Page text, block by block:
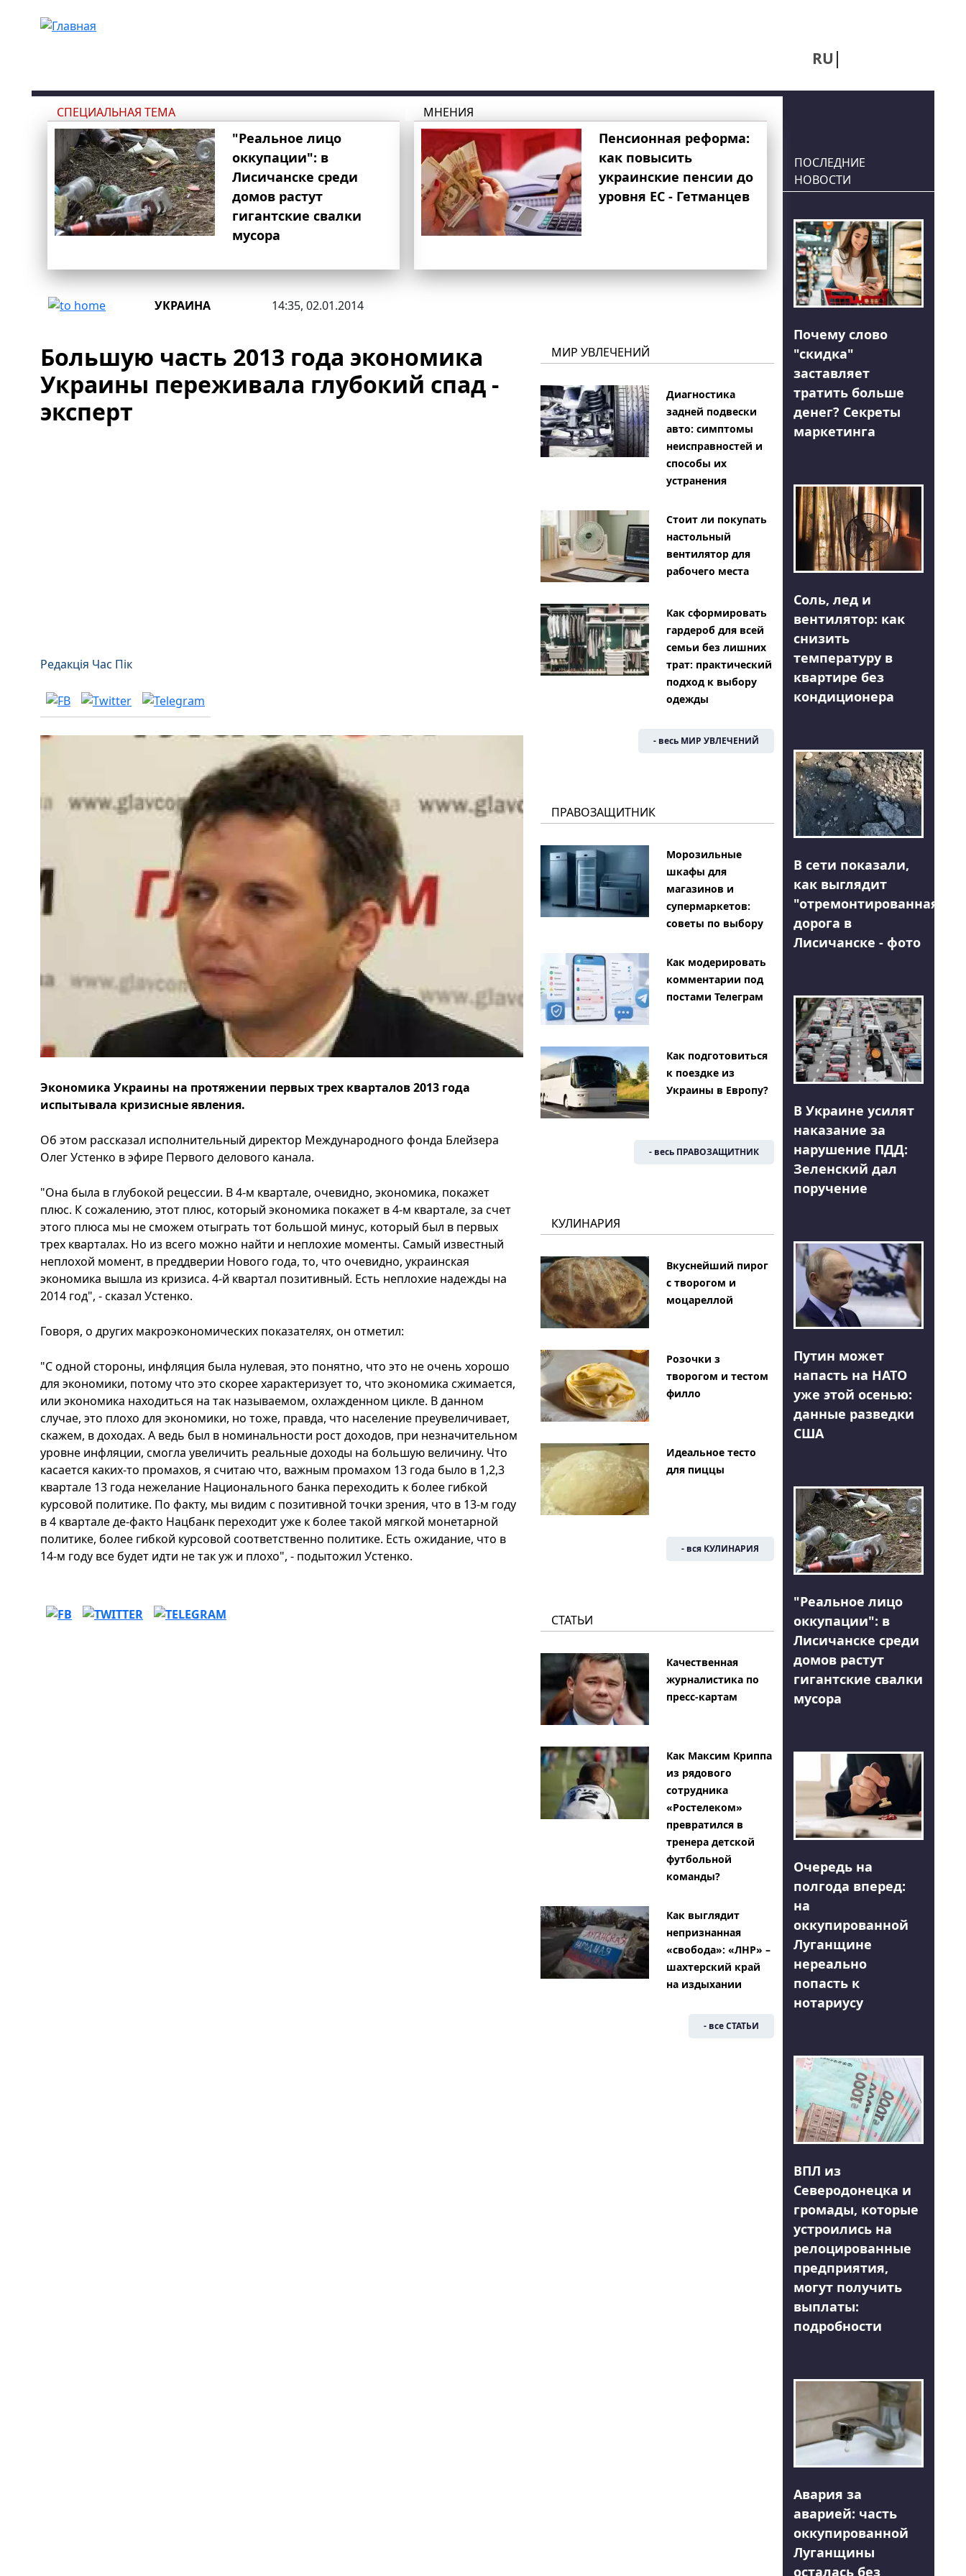
RU
СПЕЦИАЛЬНАЯ ТЕМА
"Реальное лицо
оккупации": в
Лисичанске среди
домов растут
гигантские свалки
мусора
МНЕНИЯ
Пенсионная реформа:
как повысить
украинские пенсии до
уровня ЕС - Гетманцев
УКРАИНА 14:35, 02.01.2014
Большую часть 2013 года экономика
Украины переживала глубокий спад -
эксперт
Редакція Час Пік
Экономика Украины на протяжении первых трех кварталов 2013 года
испытывала кризисные явления.
Об этом рассказал исполнительный директор Международного фонда Блейзера
Олег Устенко в эфире Первого делового канала.
"Она была в глубокой рецессии. В 4-м квартале, очевидно, экономика, покажет
плюс. К сожалению, этот плюс, который экономика покажет в 4-м квартале, за счет
этого плюса мы не сможем отыграть тот большой минус, который был в первых
трех кварталах. Но из всего можно найти и неплохие моменты. Самый известный
неплохой момент, в преддверии Нового года, то, что очевидно, украинская
экономика вышла из кризиса. 4-й квартал позитивный. Есть неплохие надежды на
2014 год", - сказал Устенко.
Говоря, о других макроэкономических показателях, он отметил:
"С одной стороны, инфляция была нулевая, это понятно, что это не очень хорошо
для экономики, потому что это скорее характеризует то, что экономика сжимается,
или экономика находиться на так называемом, охлажденном цикле. В данном
случае, это плохо для экономики, но тоже, правда, что население преувеличивает,
скажем, в доходах. А ведь был в номинальности рост доходов, при незначительном
уровне инфляции, смогла увеличить реальные доходы на большую величину. Что
касается каких-то промахов, я считаю что, важным промахом 13 года было в 1,2,3
квартале 13 года нежелание Национального банка переходить к более гибкой
курсовой политике. По факту, мы видим с позитивной точки зрения, что в 13-м году
в 4 квартале де-факто Нацбанк переходит уже к более такой мягкой монетарной
политике, более гибкой курсовой соответственно политике. Есть ожидание, что в
14-м году все будет идти не так уж и плохо", - подытожил Устенко.
МИР УВЛЕЧЕНИЙ
Диагностика
задней подвески
авто: симптомы
неисправностей и
способы их
устранения
Стоит ли покупать
настольный
вентилятор для
рабочего места
Как сформировать
гардероб для всей
семьи без лишних
трат: практический
подход к выбору
одежды
- весь МИР УВЛЕЧЕНИЙ
ПРАВОЗАЩИТНИК
Морозильные
шкафы для
магазинов и
супермаркетов:
советы по выбору
Как модерировать
комментарии под
постами Телеграм
Как подготовиться
к поездке из
Украины в Европу?
- весь ПРАВОЗАЩИТНИК
КУЛИНАРИЯ
Вкуснейший пирог
с творогом и
моцареллой
Розочки з
творогом и тестом
филло
Идеальное тесто
для пиццы
- вся КУЛИНАРИЯ
СТАТЬИ
Качественная
журналистика по
пресс-картам
Как Максим Криппа
из рядового
сотрудника
«Ростелеком»
превратился в
тренера детской
футбольной
команды?
Как выглядит
непризнанная
«свобода»: «ЛНР» –
шахтерский край
на издыхании
- все СТАТЬИ
ПОСЛЕДНИЕ
НОВОСТИ
Почему слово
"скидка"
заставляет
тратить больше
денег? Секреты
маркетинга
Соль, лед и
вентилятор: как
снизить
температуру в
квартире без
кондиционера
В сети показали,
как выглядит
"отремонтированная"
дорога в
Лисичанске - фото
В Украине усилят
наказание за
нарушение ПДД:
Зеленский дал
поручение
Путин может
напасть на НАТО
уже этой осенью:
данные разведки
США
"Реальное лицо
оккупации": в
Лисичанске среди
домов растут
гигантские свалки
мусора
Очередь на
полгода вперед:
на
оккупированной
Луганщине
нереально
попасть к
нотариусу
ВПЛ из
Северодонецка и
громады, которые
устроились на
релоцированные
предприятия,
могут получить
выплаты:
подробности
Авария за
аварией: часть
оккупированной
Луганщины
осталась без